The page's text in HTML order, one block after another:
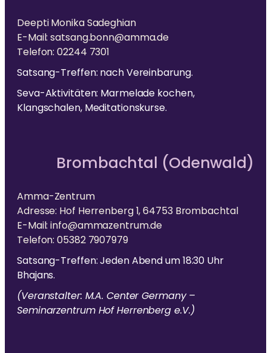
Deepti Monika Sadeghian
E-Mail: satsang.bonn@amma.de
Telefon: 02244 7301
Satsang-Treffen: nach Vereinbarung.
Seva-Aktivitäten: Marmelade kochen,
Klangschalen, Meditationskurse.
Brombachtal (Odenwald)
Amma-Zentrum
Adresse: Hof Herrenberg 1, 64753 Brombachtal
E-Mail: info@ammazentrum.de
Telefon: 05382 7907979
Satsang-Treffen: Jeden Abend um 18:30 Uhr
Bhajans.
(Veranstalter: M.A. Center Germany –
Seminarzentrum Hof Herrenberg e.V.)